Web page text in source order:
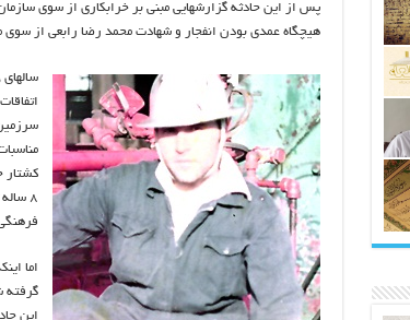
پس از این حادثه گزارشهایی مبنی بر خرابکاری از سوی
هیچگاه عمدی بودن انفجار و شهادت محمد رضا رابعی از سوی
۸
اما
گرفته
این